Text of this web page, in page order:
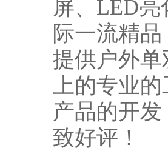
屏、LED
际一流精
提供户外
上的专业
产品的开
致好评！